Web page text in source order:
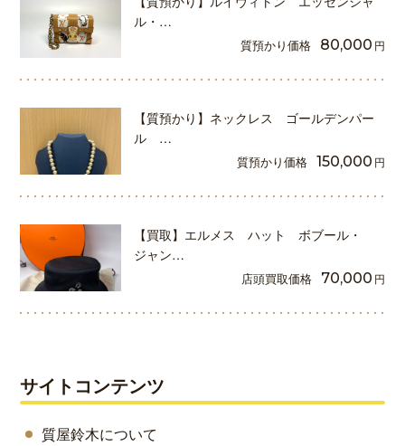
ル・…
質預かり価格 80,000 円
【質預かり】ネックレス ゴールデンパー
ル …
質預かり価格 150,000 円
【買取】エルメス ハット ボブール・
ジャン…
店頭買取価格 70,000 円
サイトコンテンツ
質屋鈴木について